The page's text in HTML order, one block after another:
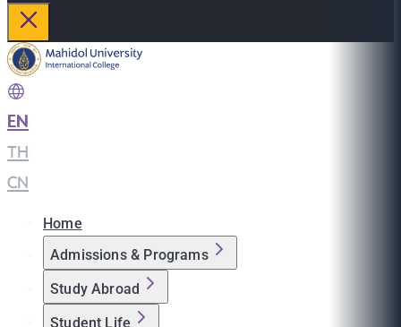
EN
TH
CN
Home
Admissions & Programs
Study Abroad
Student Life